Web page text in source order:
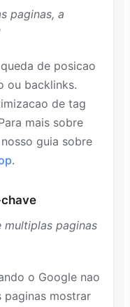
paginas, a
de posicao
ou backlinks.
de tag
mais sobre
guia sobre
.
multiplas paginas
o Google nao
paginas mostrar